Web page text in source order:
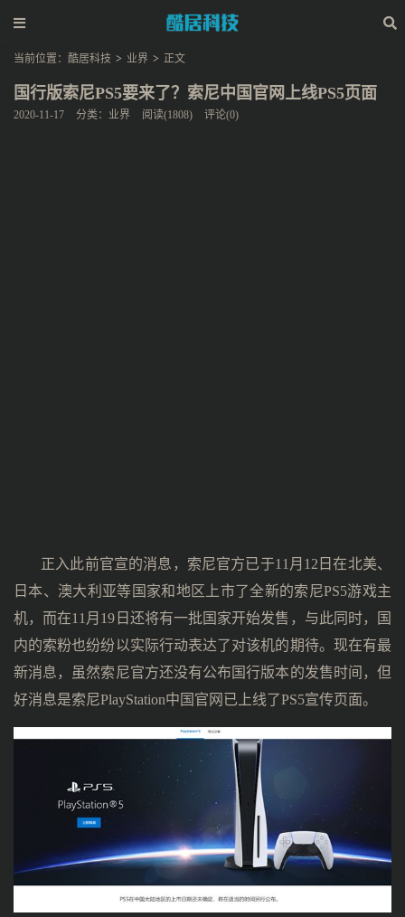
当前位置： 酷居科技 > 业界 > 正文
国行版索尼PS5要来了？索尼中国官网上线PS5页面
2020-11-17 分类： 业界 阅读(1808) 评论(0)
正入此前官宣的消息，索尼官方已于11月12日在北美、
日本、澳大利亚等国家和地区上市了全新的索尼PS5游戏主
机，而在11月19日还将有一批国家开始发售，与此同时，国
内的索粉也纷纷以实际行动表达了对该机的期待。现在有最
新消息，虽然索尼官方还没有公布国行版本的发售时间，但
好消息是索尼PlayStation中国官网已上线了PS5宣传页面。